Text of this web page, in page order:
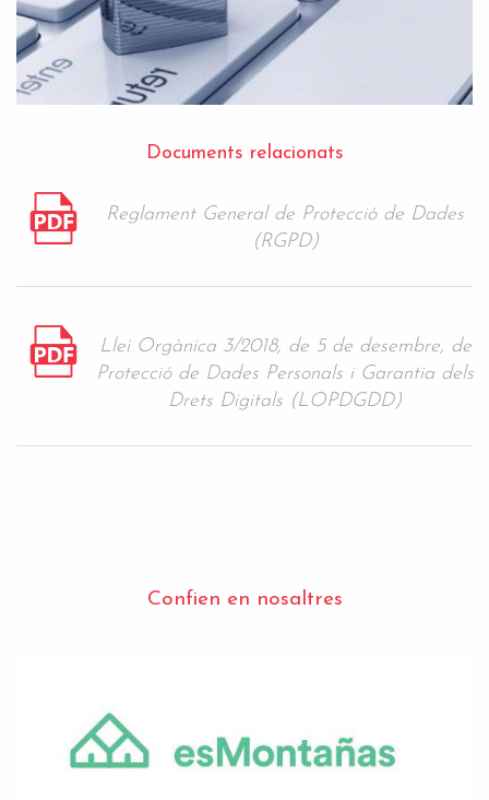
Documents relacionats
Reglament General de Protecció de Dades
(RGPD)
Llei Orgànica 3/2018, de 5 de desembre, de
Protecció de Dades Personals i Garantia dels
Drets Digitals (LOPDGDD)
Confien en nosaltres